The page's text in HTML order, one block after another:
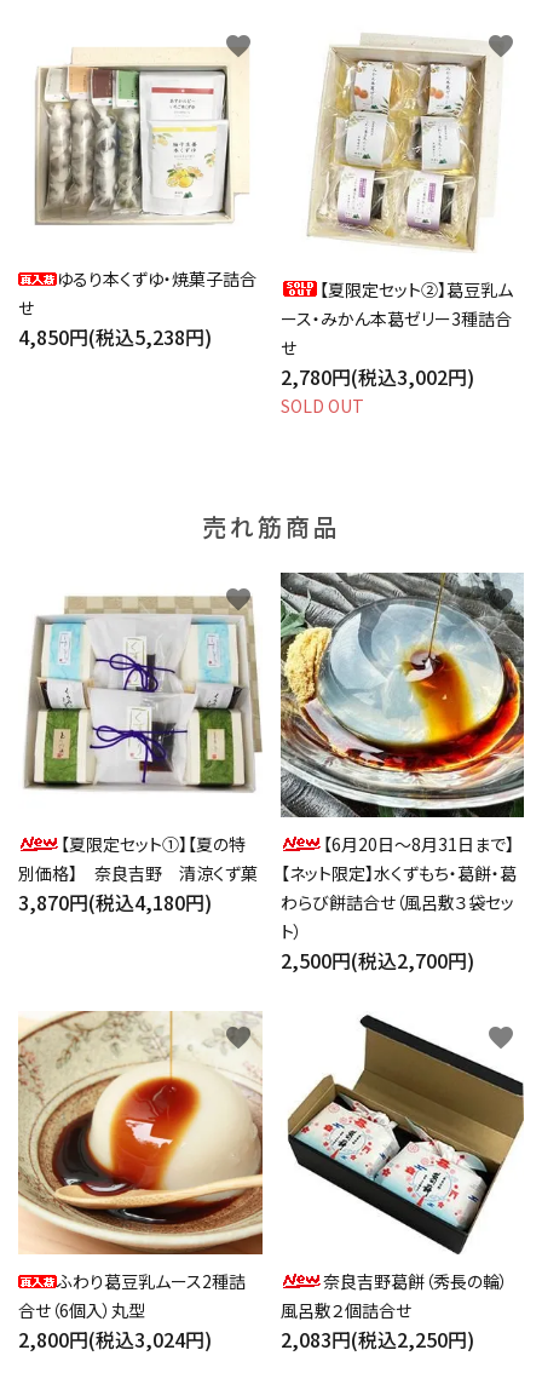
ゆるり本くずゆ・焼菓子詰合
せ
4,850円(税込5,238円)
favorite
【夏限定セット②】葛豆乳ム
ース・みかん本葛ゼリー3種詰合
せ
2,780円(税込3,002円)
SOLD OUT
favorite
売れ筋商品
【夏限定セット①】【夏の特
別価格】 奈良吉野 清涼くず菓
3,870円(税込4,180円)
favorite
【6月20日～8月31日まで】
【ネット限定】水くずもち・葛餅・葛
わらび餅詰合せ（風呂敷３袋セッ
ト）
2,500円(税込2,700円)
favorite
ふわり葛豆乳ムース2種詰
合せ（6個入）丸型
2,800円(税込3,024円)
favorite
奈良吉野葛餅（秀長の輪）
風呂敷２個詰合せ
2,083円(税込2,250円)
favorite